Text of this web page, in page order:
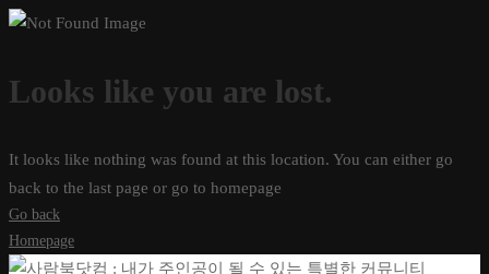
Looks like you are lost.
It looks like nothing was found at this location. You can either go
back to the last page or go to homepage
Go back
Homepage